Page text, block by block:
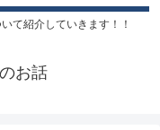
て紹介していきます！！
お話